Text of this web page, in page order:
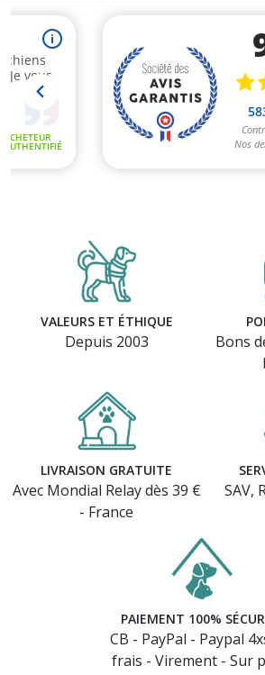
VALEURS ET ÉTHIQUE
Depuis 2003
Bons
LIVRAISON GRATUITE
Avec Mondial Relay dès 39 €
- France
SAV,
PAIEMENT 100%
CB - PayPal - Paypal
frais - Virement - Sur